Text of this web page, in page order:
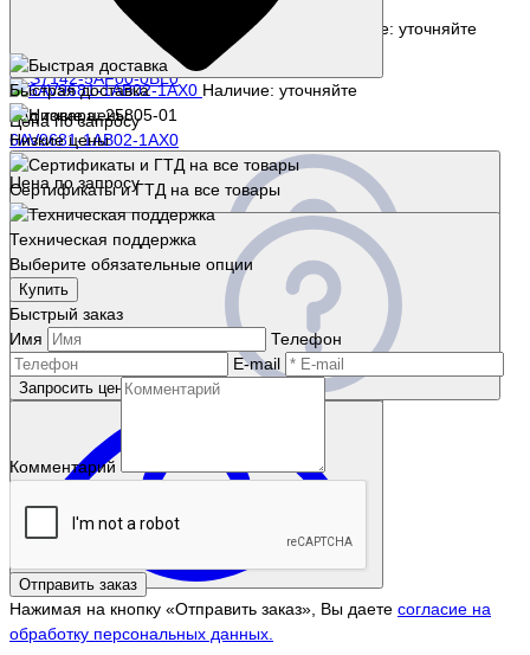
Наличие: уточняйте
Код товара: 1687-01
6ES7142-5AF00-0BL0
Цена по запросу
Запросить цену
Наличие: уточняйте
Код товара: 25805-01
6AV9681-1AB02-1AX0
Цена по запросу
Запросить цену
Быстрая доставка
Низкие цены
Сертификаты и ГТД на все товары
Техническая поддержка
Выберите обязательные опции
Купить
Быстрый заказ
Имя
Телефон
E-mail
Комментарий
Отправить заказ
Нажимая на кнопку «Отправить заказ», Вы даете согласие на
обработку персональных данных.